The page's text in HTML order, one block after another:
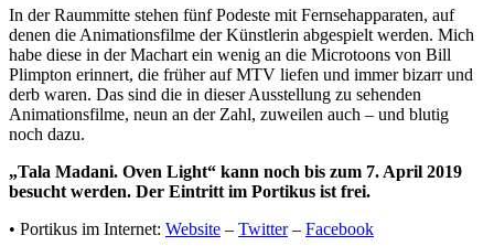
In der Raummitte stehen fünf Podeste mit Fernsehapparaten, auf
denen die Animationsfilme der Künstlerin abgespielt werden. Mich
habe diese in der Machart ein wenig an die Microtoons von Bill
Plimpton erinnert, die früher auf MTV liefen und immer bizarr und
derb waren. Das sind die in dieser Ausstellung zu sehenden
Animationsfilme, neun an der Zahl, zuweilen auch – und blutig
noch dazu.
„Tala Madani. Oven Light“ kann noch bis zum 7. April 2019
besucht werden. Der Eintritt im Portikus ist frei.
• Portikus im Internet: Website – Twitter– Facebook